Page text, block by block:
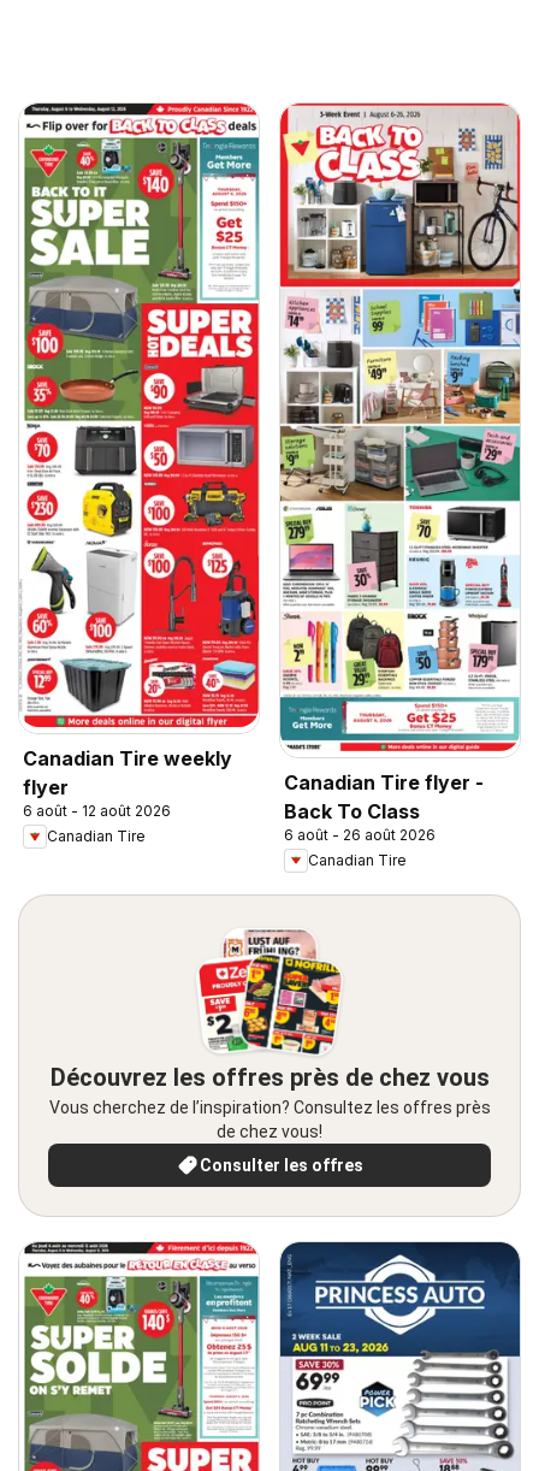
Canadian Tire weekly
flyer
6 août - 12 août 2026
Canadian Tire
Canadian Tire flyer -
Back To Class
6 août - 26 août 2026
Canadian Tire
Découvrez les offres près de chez vous
Vous cherchez de l’inspiration? Consultez les offres près
de chez vous!
Consulter les offres